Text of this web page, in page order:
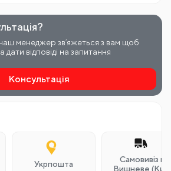
менеджер звʼяжеться з вам щоб
відповіді на запитання
Консультація
Укрпошта
Самовивіз м.
Вишневе